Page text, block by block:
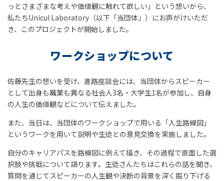
っとさまざまな考えや価値観に触れて欲しい」という想いから、
私たちUnicul Laboratory（以下「当団体」）にお声がけいただ
き、このプロジェクトが開始しました。
ワークショップについて
佐藤先生の想いを受け、進路座談会には、当団体からスピーカー
として出身も職業も異なる社会人3名・大学生1名が参加し、自身
の人生の価値観などについて伝えました。
また、当日は、当団体のワークショップで用いる「人生路線図」
というワークを用いて説明や生徒との意見交換を実施しました。
自分のキャリアパスを路線図に例えて描き、その過程で直面した選
択肢や挑戦について語ります。生徒さんたちはこれらの話を聞き、
質問を通じてスピーカーの人生観や決断の背景を深く掘り下げる